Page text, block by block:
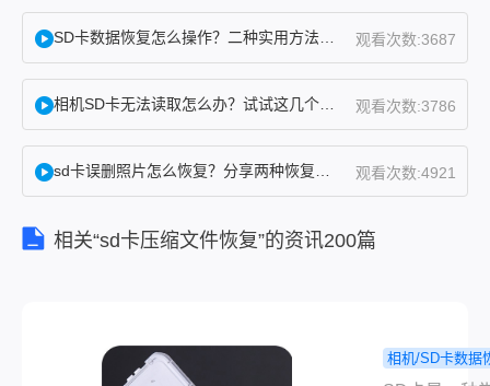
观看次数:3687
观看次数:3786
观看次数:4921
相关“sd卡压缩文件恢复”的资讯200篇
相机/SD卡数据